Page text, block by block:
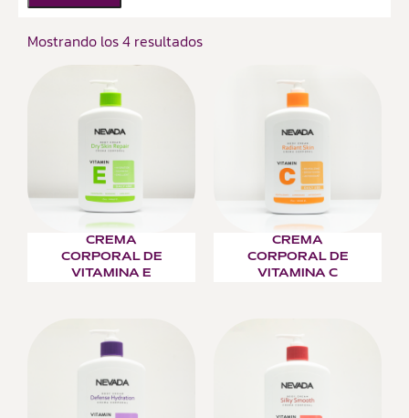
Mostrando los 4 resultados
CREMA
CORPORAL DE
VITAMINA E
CREMA
CORPORAL DE
VITAMINA C